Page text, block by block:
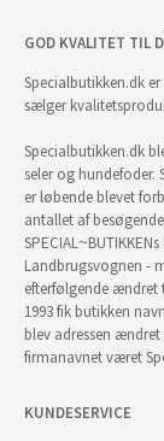
GOD KVALITET TIL
Specialbutikken.dk
sælger
Specialbutikken.dk
seler og hundefoder.
er løbende blevet
antallet af
Landbrugsvognen -
efterfølgende ændret
1993 fik butikken
blev adressen ændret
firmanavnet været
KUNDESERVICE